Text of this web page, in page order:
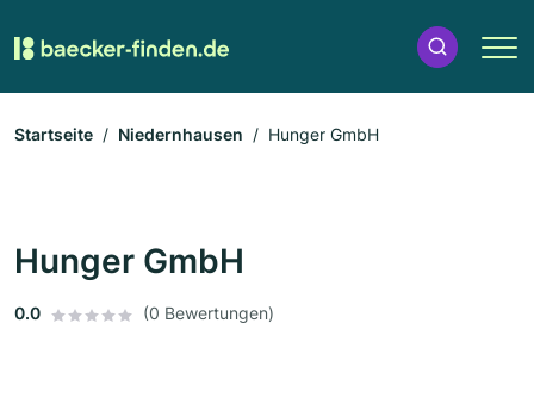
Startseite Niedernhausen Hunger GmbH
Hunger GmbH
0.0 (0 Bewertungen)